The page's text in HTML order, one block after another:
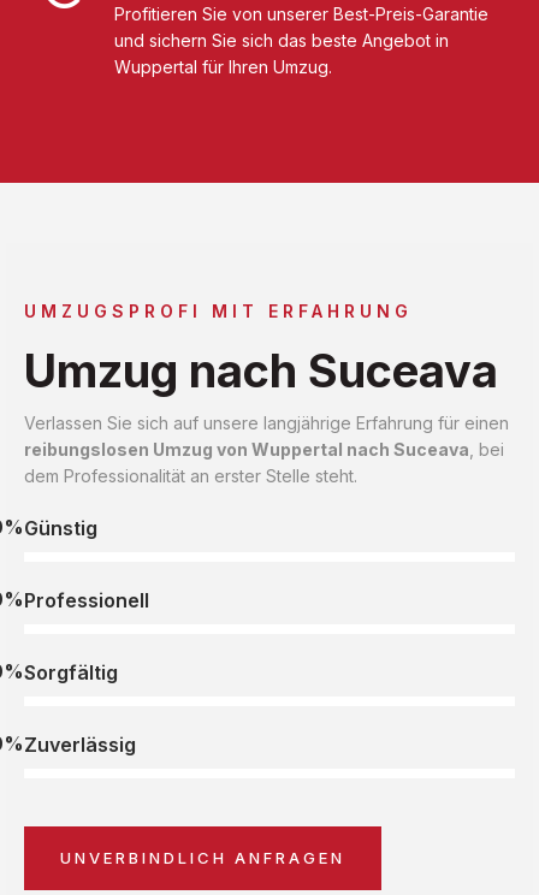
Profitieren Sie von unserer Best-Preis-Garantie
und sichern Sie sich das beste Angebot in
Wuppertal für Ihren Umzug.
UMZUGSPROFI MIT ERFAHRUNG
Umzug nach Suceava
Verlassen Sie sich auf unsere langjährige Erfahrung für einen
reibungslosen Umzug von Wuppertal nach Suceava , bei
dem Professionalität an erster Stelle steht.
Günstig
Professionell
Sorgfältig
Zuverlässig
UNVERBINDLICH ANFRAGEN